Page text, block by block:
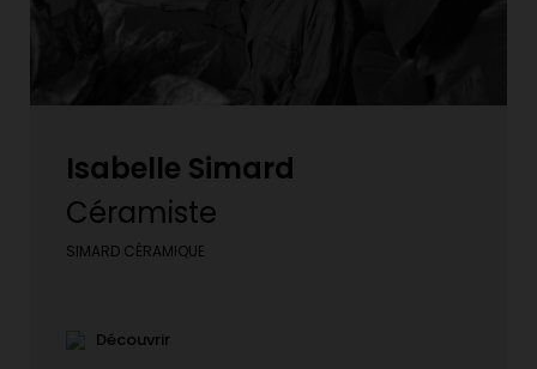
Isabelle Simard
Céramiste
SIMARD CÉRAMIQUE
Découvrir